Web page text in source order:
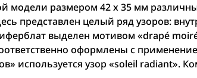
модели размером 42 x 35 мм
представлен целый ряд узоров:
выделен мотивом «drapé
оформлены с
используется узор «soleil radiant».